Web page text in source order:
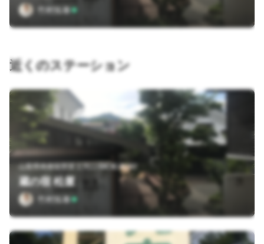
竹村拓泰
近くのステーション
山梨県南都留郡富士河口湖町船津282
蔵の宿 松屋
竹村拓泰